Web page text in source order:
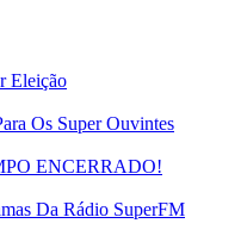
Eleição
Os Super Ouvintes
ENCERRADO!
Da Rádio SuperFM